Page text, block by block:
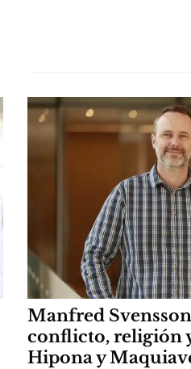
Manfred
conflicto, religión
Hipona y